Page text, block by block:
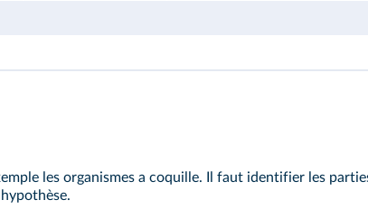
les organismes a coquille. Il faut identifier les